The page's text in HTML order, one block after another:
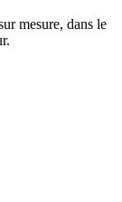
mesure, dans le